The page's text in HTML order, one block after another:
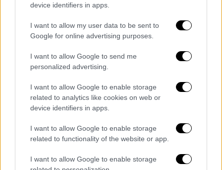
device identifiers in apps.
I want to allow my user data to be sent to
Google for online advertising purposes.
I want to allow Google to send me
personalized advertising.
I want to allow Google to enable storage
related to analytics like cookies on web or
device identifiers in apps.
I want to allow Google to enable storage
related to functionality of the website or app.
I want to allow Google to enable storage
Η συναυλία ακυρώθηκε και οι θεατές
τήρησαν ενός λεπτού σιγή στη μνήμη του
ντράμερ των Foo Fighters.
Ο Χόκινς ήταν μέλος των Foo Fighters από
το 1997 και συμμετείχε σε ορισμένες από
τις μεγαλύτερες επιτυχίες τους, όπως το
«Learn to Fly» ή το «Best of You».
τελευταία του πνοή σεηλικία μόλις 50 ετών.